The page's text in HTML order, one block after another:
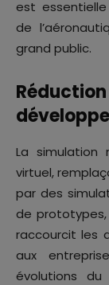
est
de
grand public.
La simulation
virtuel,
par des
de
raccourcit les
aux
évolutions